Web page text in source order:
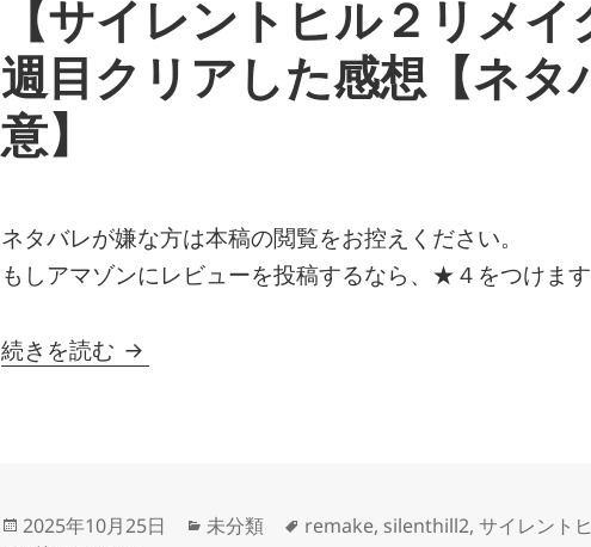
【サイレントヒル２リメイ
週目クリアした感想【ネタ
意】
ネタバレが嫌な方は本稿の閲覧をお控えください。
もしアマゾンにレビューを投稿するなら、★４をつけます
続きを読む 【サイレントヒル２リメイク】１週目クリア
投
2025年10月25日
カ
未分類
タ
remake, silenthill2,サイレント